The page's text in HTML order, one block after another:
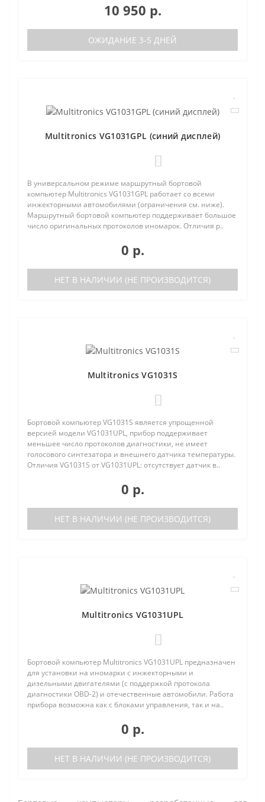
10 950 р.
ОЖИДАНИЕ 3-5 ДНЕЙ
Multitronics VG1031GPL (синий дисплей)
В универсальном режиме маршрутный бортовой
компьютер Multitronics VG1031GPL работает со всеми
инжекторными автомобилями (ограничения см. ниже).
Маршрутный бортовой компьютер поддерживает большое
число оригинальных протоколов иномарок. Отличия р..
0 р.
НЕТ В НАЛИЧИИ (НЕ ПРОИЗВОДИТСЯ)
Multitronics VG1031S
Бортовой компьютер VG1031S является упрощенной
версией модели VG1031UPL, прибор поддерживает
меньшее число протоколов диагностики, не имеет
голосового синтезатора и внешнего датчика температуры.
Отличия VG1031S от VG1031UPL: отсутствует датчик в..
0 р.
НЕТ В НАЛИЧИИ (НЕ ПРОИЗВОДИТСЯ)
Multitronics VG1031UPL
Бортовой компьютер Multitronics VG1031UPL предназначен
для установки на иномарки с инжекторными и
дизельными двигателями (с поддержкой протокола
диагностики OBD-2) и отечественные автомобили. Работа
прибора возможна как с блоками управления, так и на..
0 р.
НЕТ В НАЛИЧИИ (НЕ ПРОИЗВОДИТСЯ)